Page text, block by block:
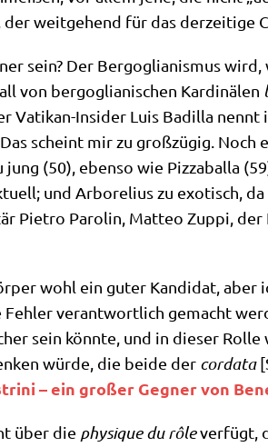
der weit­ge­hend für das der­zei­ti­ge
sein? Der Berg­o­glia­nis­mus
von berg­o­glia­ni­schen Kar­di­nä­len
Vati­kan-Insi­der Luis Badil­la nennt
scheint mir zu groß­zü­gig.
(50), eben­so wie Piz­za­bal­la
und Arbo­re­li­us zu exo­tisch,
Pie­tro Paro­lin, Matteo Zup­pi,
wohl ein guter Kan­di­dat, aber
ver­ant­wort­lich gemacht
sein könn­te, und in die­ser
wür­de, die bei­de der corda­ta
– ein gro­ßer Geg­ner von
über die phy­si­que du rôlever­fügt,